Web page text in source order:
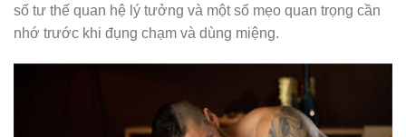
số tư thế quan hệ lý tưởng và một số mẹo quan trọng cần
nhớ trước khi đụng chạm và dùng miệng.